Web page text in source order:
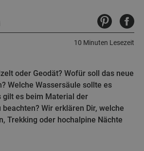
10 Minuten Lesezeit
oder Geodät? Wofür soll das neue
Welche Wassersäule sollte es
gilt es beim Material der
Wir erklären Dir, welche
Trekking oder hochalpine Nächte